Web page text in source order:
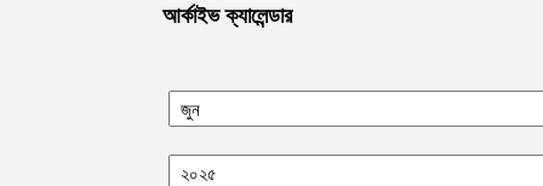
আর্কাইভ ক্যালেন্ডার